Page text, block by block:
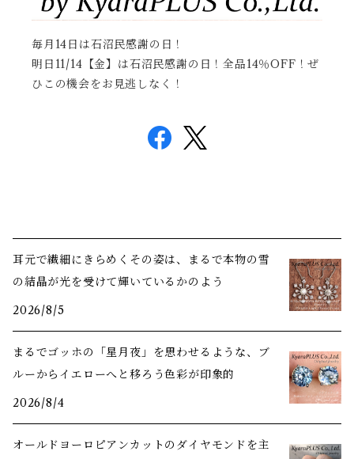
毎月14日は石沼民感謝の日！
明日11/14【金】は石沼民感謝の日！全品14％OFF！ぜ
ひこの機会をお見逃しなく！
耳元で繊細にきらめくその姿は、まるで本物の雪
の結晶が光を受けて輝いているかのよう
2026/8/5
まるでゴッホの「星月夜」を思わせるような、ブ
ルーからイエローへと移ろう色彩が印象的
2026/8/4
オールドヨーロピアンカットのダイヤモンドを主